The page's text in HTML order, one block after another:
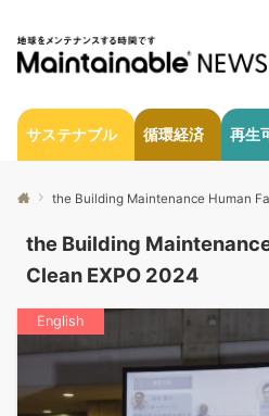
サステナブル 循環経済 再生
the Building Maintenance Human
the Building
Clean EXPO 2024
English